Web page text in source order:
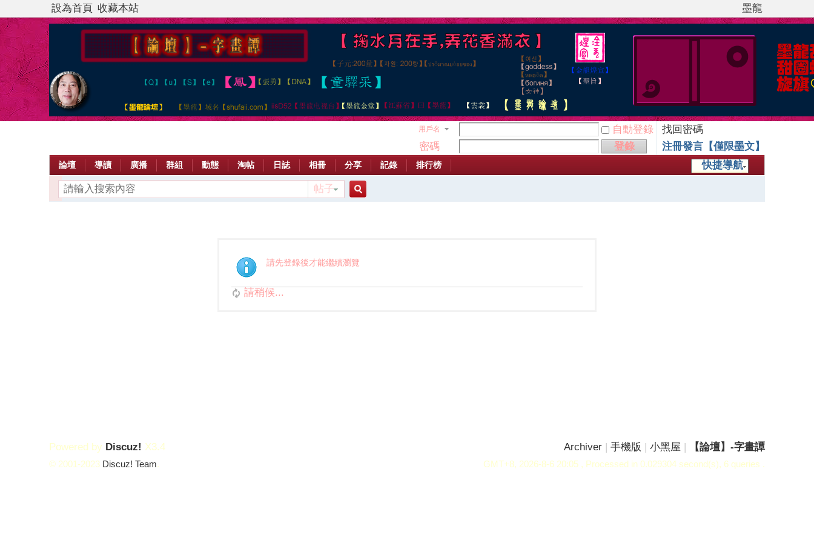
設為首頁 收藏本站 墨龍
用戶名 自動登錄
找回密碼
密碼
登錄
注冊發言【僅限墨文】
快捷導航
論壇 導讀 廣播 群組 動態 淘帖 日誌 相冊 分享 記錄 排行榜
帖子
索
請先登錄後才能繼續瀏覽
請稍候...
Archiver | 手機版 | 小黑屋 | 【論壇】-字畫譚
GMT+8, 2026-8-6 20:05 , Processed in 0.029304 second(s), 6 queries .
Powered by Discuz! X3.4
© 2001-2023 Discuz! Team.